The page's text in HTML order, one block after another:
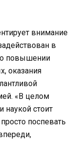
внимание
в
о повышении
оказания
«В целом
наукой стоит
поспевать